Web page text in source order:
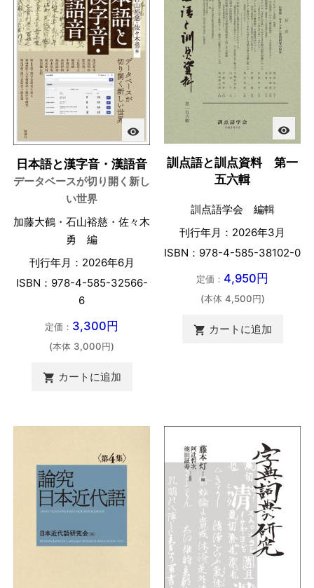
visibility
日本語と漢字音・漢語音
データベースが切り開く新し
い世界
加藤大鶴・石山裕慈・佐々木
勇 編
刊行年月：2026年6月
ISBN：978-4-585-32566-
6
定価： 3,300円
(本体 3,000円)
 カートに追加
visibility
訓点語と訓点資料 第一
五六輯
訓点語学会 編輯
刊行年月：2026年3月
ISBN：978-4-585-38102-0
定価： 4,950円
(本体 4,500円)
 カートに追加